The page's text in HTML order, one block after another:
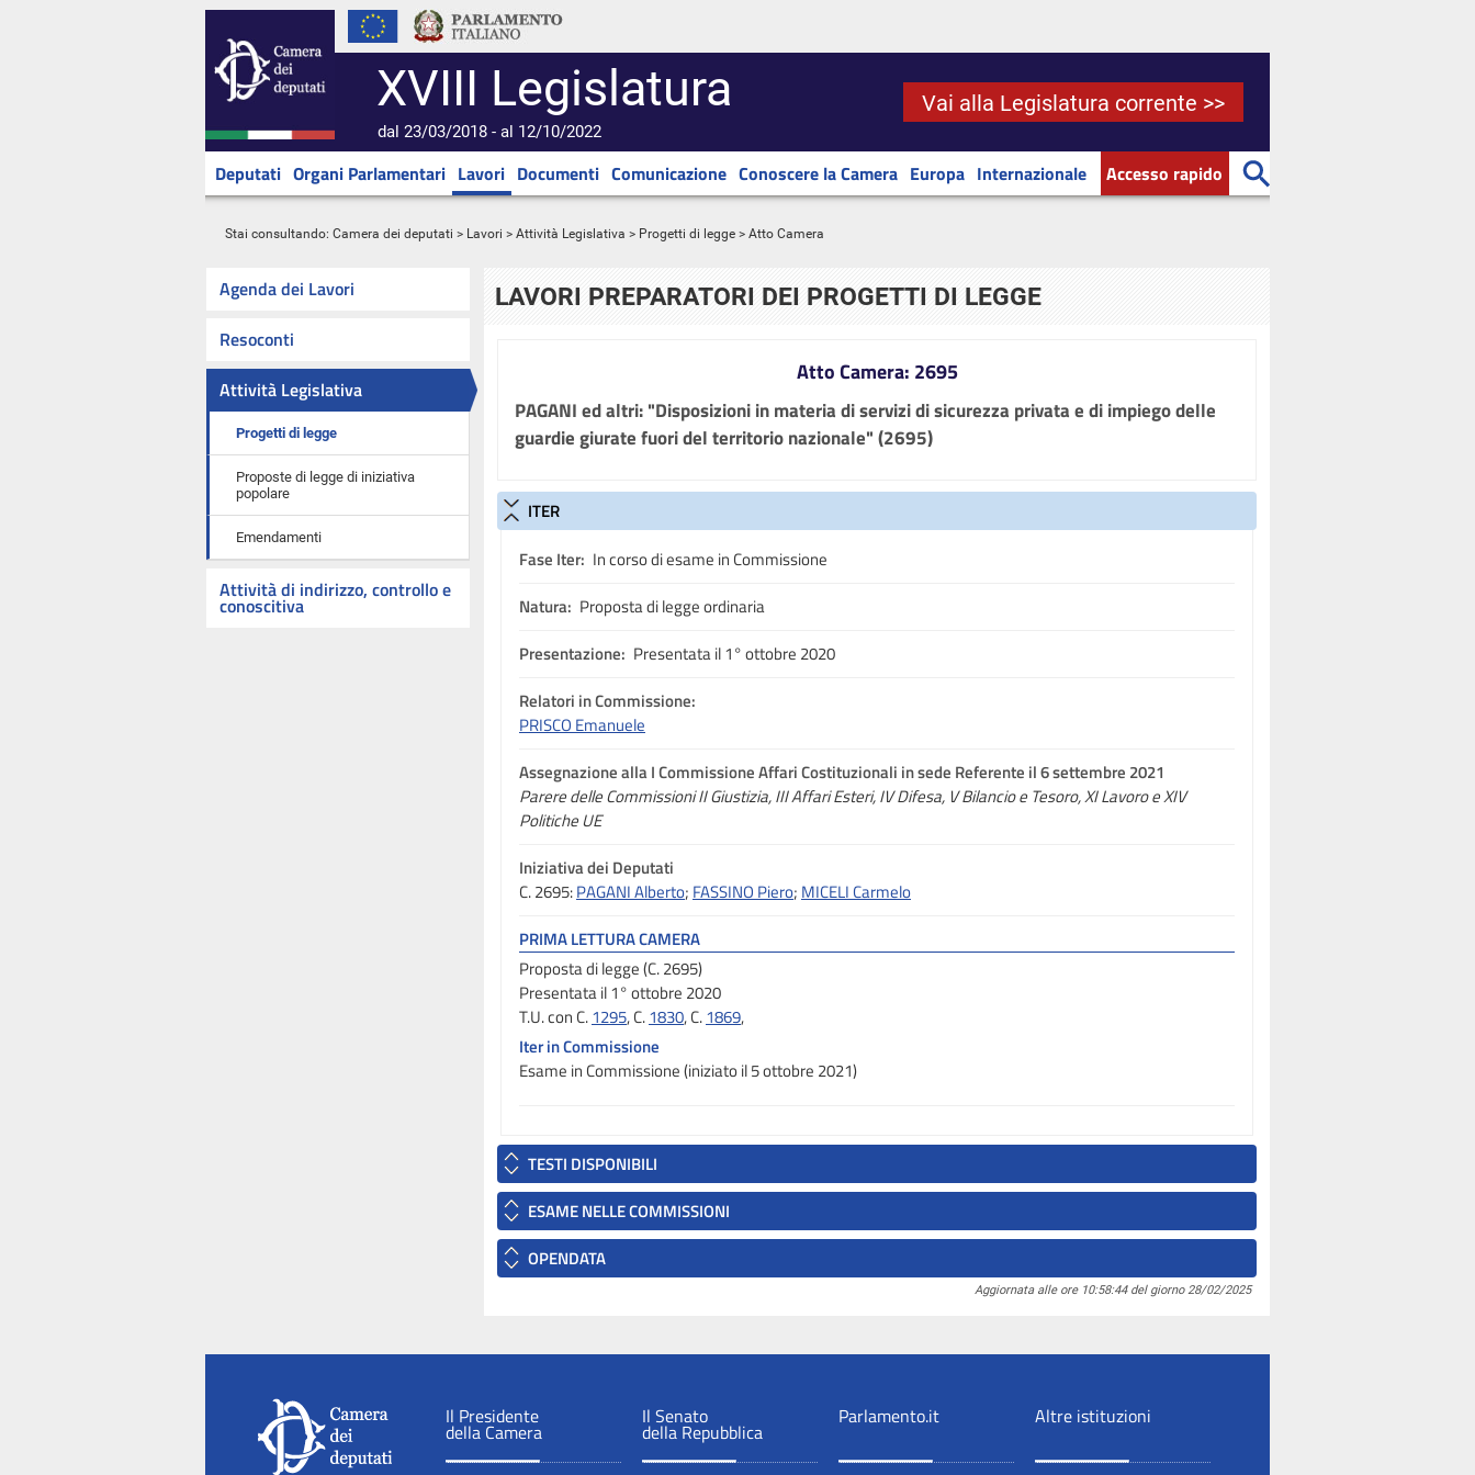
XVIII Legislatura
dal 23/03/2018 - al 12/10/2022
Vai alla Legislatura corrente >>
Deputati Organi Parlamentari Lavori Documenti Comunicazione Conoscere la Camera Europa Internazionale Accesso rapido
Stai consultando: Camera dei deputati > Lavori > Attività Legislativa > Progetti di legge > Atto Camera
Agenda dei Lavori
Resoconti
Attività Legislativa
Progetti di legge
Proposte di legge di iniziativa
popolare
Emendamenti
Attività di indirizzo, controllo e
conoscitiva
LAVORI PREPARATORI DEI PROGETTI DI LEGGE
Atto Camera: 2695
PAGANI ed altri: "Disposizioni in materia di servizi di sicurezza privata e di impiego delle
guardie giurate fuori del territorio nazionale" (2695)
ITER
Fase Iter: In corso di esame in Commissione
Natura: Proposta di legge ordinaria
Presentazione: Presentata il 1° ottobre 2020
Relatori in Commissione:
PRISCO Emanuele
Assegnazionealla I Commissione Affari Costituzionali in sede Referente il 6 settembre 2021
Parere delle Commissioni II Giustizia, III Affari Esteri, IV Difesa, V Bilancio e Tesoro, XI Lavoro e XIV
Politiche UE
Iniziativa dei Deputati
C. 2695:PAGANI Alberto; FASSINO Piero; MICELI Carmelo
PRIMA LETTURA CAMERA
Proposta di legge (C. 2695)
Presentata il 1° ottobre 2020
T.U. con C.1295, C.1830, C.1869,
Iter in Commissione
Esame in Commissione (iniziato il 5 ottobre 2021)
TESTI DISPONIBILI
ESAME NELLE COMMISSIONI
OPENDATA
Aggiornata alle ore 10:58:44 del giorno 28/02/2025
Il Presidente
della Camera
Il Senato
della Repubblica
Parlamento.it Altre istituzioni